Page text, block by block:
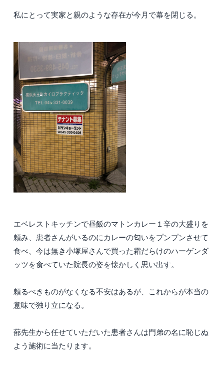
私にとって実家と親のような存在が今月で幕を閉じる。
エベレストキッチンで昼飯のマトンカレー１辛の大盛りを
頼み、患者さんがいるのにカレーの匂いをプンプンさせて
食べ、今は無き小塚屋さんで買った霜だらけのハーゲンダ
ッツを食べていた院長の姿を懐かしく思い出す。
頼るべきものがなくなる不安はあるが、これからが本当の
意味で独り立になる。
蔀先生から任せていただいた患者さんは門弟の名に恥じぬ
よう施術に当たります。